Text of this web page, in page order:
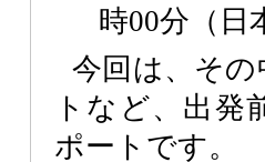
時00分（日
今回は、その
トなど、出発
ポートです。